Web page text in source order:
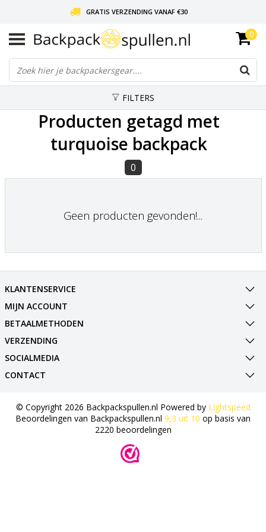
GRATIS VERZENDING VANAF €30
LIEFDE VOOR BACKPACKEN!
30 DAGEN GRATIS RETOUR
0
FILTERS
Producten getagd met
turquoise backpack
0
Geen producten gevonden!...
KLANTENSERVICE
MIJN ACCOUNT
BETAALMETHODEN
VERZENDING
SOCIALMEDIA
CONTACT
© Copyright 2026 Backpackspullen.nl Powered by Lightspeed
Beoordelingen van Backpackspullen.nl 9,3 uit 10 op basis van
2220 beoordelingen